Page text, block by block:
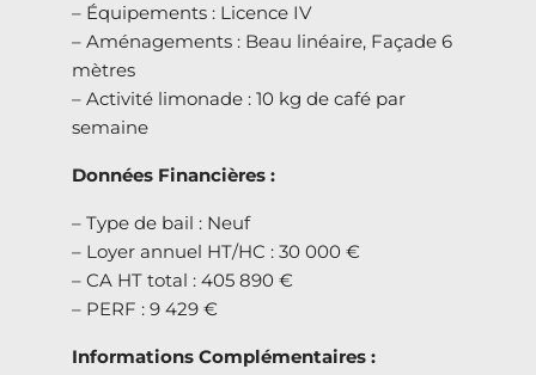
– Équipements : Licence IV
– Aménagements : Beau linéaire, Façade 6
mètres
– Activité limonade : 10 kg de café par
semaine
Données Financières :
– Type de bail : Neuf
– Loyer annuel HT/HC : 30 000 €
– CA HT total : 405 890 €
– PERF : 9 429 €
Informations Complémentaires :